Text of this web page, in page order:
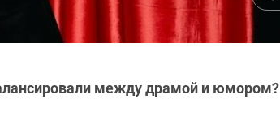
между драмой и юмором?